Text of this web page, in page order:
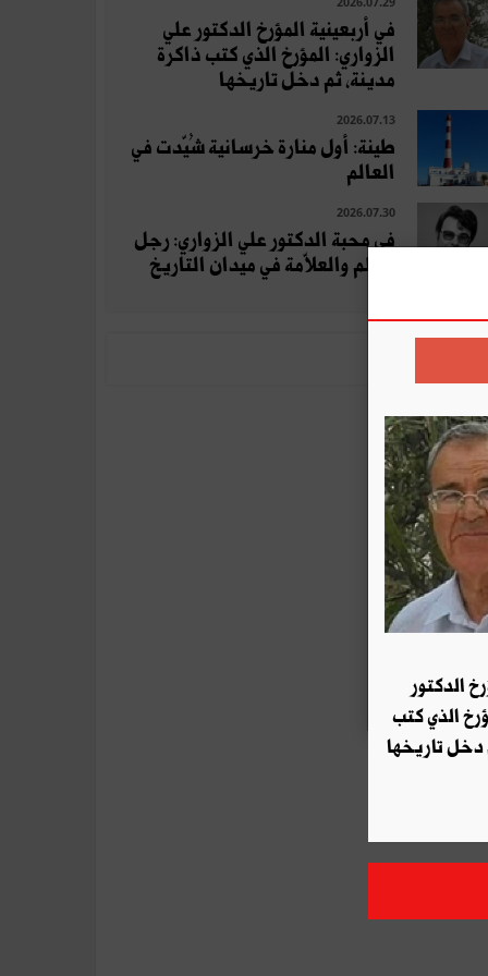
في أربعينية المؤرخ الدكتور علي
الزواري: المؤرخ الذي كتب ذاكرة
مدينة، ثم دخل تاريخها
2026.07.13
طينة: أول منارة خرسانية شُيّدت في
العالم
2026.07.30
في محبة الدكتور علي الزواري: رجل
العلم والعلاّمة في ميدان التاريخ
الدكتور
الذي كتب
دخل تاريخها